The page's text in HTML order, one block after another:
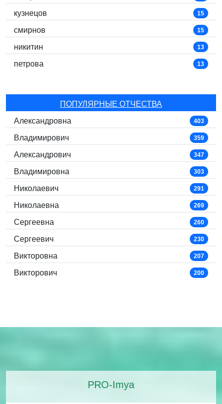
кузнецов 15
смирнов 15
никитин 13
петрова 13
ПОПУЛЯРНЫЕ ОТЧЕСТВА
Александровна
403
Владимирович 359
Александрович 347
Владимировна 303
Николаевич 291
Николаевна 269
Сергеевна 260
Сергеевич 230
Викторовна 207
Викторович 200
PRO-Imya